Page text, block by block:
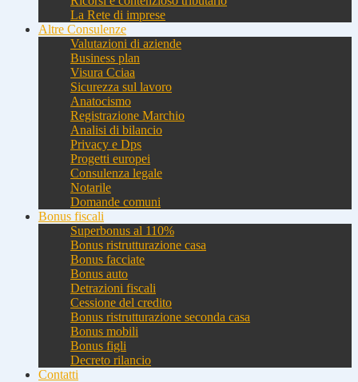
La Rete di imprese
Altre Consulenze
Valutazioni di aziende
Business plan
Visura Cciaa
Sicurezza sul lavoro
Anatocismo
Registrazione Marchio
Analisi di bilancio
Privacy e Dps
Progetti europei
Consulenza legale
Notarile
Domande comuni
Bonus fiscali
Superbonus al 110%
Bonus ristrutturazione casa
Bonus facciate
Bonus auto
Detrazioni fiscali
Cessione del credito
Bonus ristrutturazione seconda casa
Bonus mobili
Bonus figli
Decreto rilancio
Contatti